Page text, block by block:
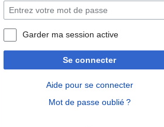
Garder ma session active
Se connecter
Aide pour se connecter
Mot de passe oublié ?